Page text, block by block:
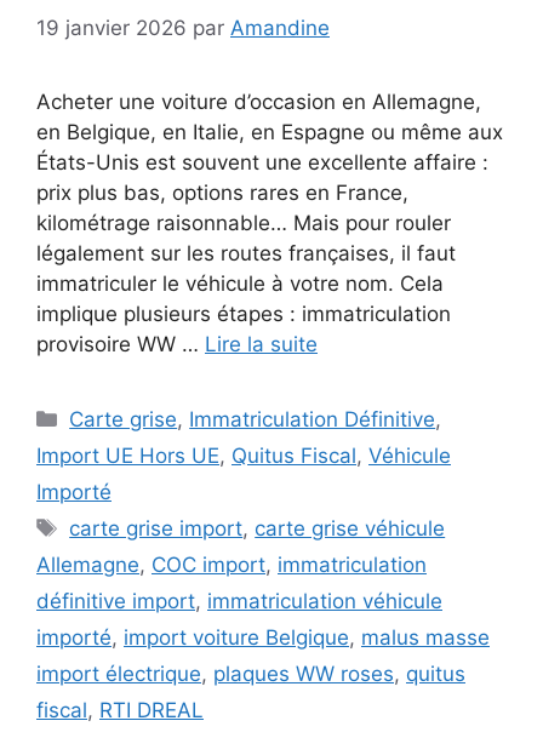
19 janvier 2026 par Amandine
Acheter une voiture d’occasion en Allemagne,
en Belgique, en Italie, en Espagne ou même aux
États-Unis est souvent une excellente affaire :
prix plus bas, options rares en France,
kilométrage raisonnable… Mais pour rouler
légalement sur les routes françaises, il faut
immatriculer le véhicule à votre nom. Cela
implique plusieurs étapes : immatriculation
provisoire WW … Lire la suite
Catégories
Carte grise, Immatriculation Définitive,
Import UE Hors UE, Quitus Fiscal, Véhicule
Importé
Étiquettes
carte grise import, carte grise véhicule
Allemagne, COC import, immatriculation
définitive import, immatriculation véhicule
importé, import voiture Belgique, malus masse
import électrique, plaques WW roses, quitus
fiscal, RTI DREAL